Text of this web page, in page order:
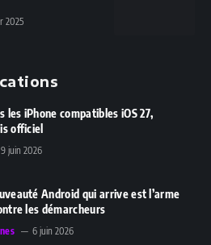
2025
les iPhone compatibles iOS 27,
officiel
9 juin 2026
Android qui arrive est l’arme
les démarcheurs
6 juin 2026